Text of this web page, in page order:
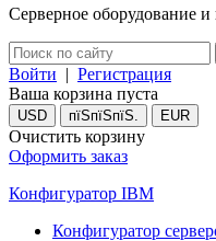
Серверное оборудование
Войти | Регистрация
Ваша корзина пуста
USD пїЅпїЅпїЅ. EUR
Очистить корзину
Оформить заказ
Конфигуратор IBM
Конфигуратор